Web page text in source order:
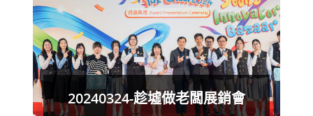
20240324-趁墟做老闆展銷會